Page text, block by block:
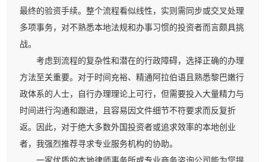
最终的验资手续。整个流程看似线性，实则需同步或交叉处理
多项事务，对不熟悉本地法规和办事习惯的投资者而言颇具挑
战。
考虑到流程的复杂性和潜在的行政障碍，选择正确的办理
方法至关重要。对于时间充裕、精通阿拉伯语且熟悉黎巴嫩行
政体系的人士，自行办理理论上可行，但需要投入大量精力与
时间进行沟通和跟进，且容易因文件细节不符要求而反复折
返。因此，对于绝大多数外国投资者或追求效率的本地创业
者，我强烈推荐寻求专业服务机构的协助。